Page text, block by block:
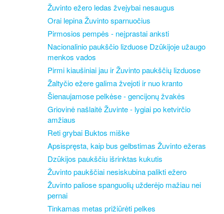
Žuvinto ežero ledas žvejybai nesaugus
Orai lepina Žuvinto sparnuočius
Pirmosios pempės - neįprastai anksti
Nacionalinio paukščio lizduose Dzūkijoje užaugo
menkos vados
Pirmi kiaušiniai jau ir Žuvinto paukščių lizduose
Žaltyčio ežere galima žvejoti ir nuo kranto
Šienaujamose pelkėse - gencijonų žvakės
Griovinė našlaitė Žuvinte - lygiai po ketvirčio
amžiaus
Reti grybai Buktos miške
Apsispręsta, kaip bus gelbstimas Žuvinto ežeras
Dzūkijos paukščiu išrinktas kukutis
Žuvinto paukščiai nesiskubina palikti ežero
Žuvinto paliose spanguolių užderėjo mažiau nei
pernai
Tinkamas metas prižiūrėti pelkes